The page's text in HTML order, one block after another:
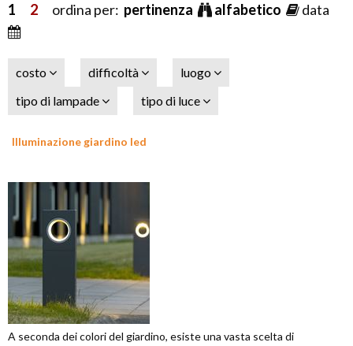
1 2 ordina per: pertinenza alfabetico data
costo difficoltà
luogo
tipo di lampade
tipo di luce
Illuminazione giardino led
A seconda dei colori del giardino, esiste una vasta scelta di